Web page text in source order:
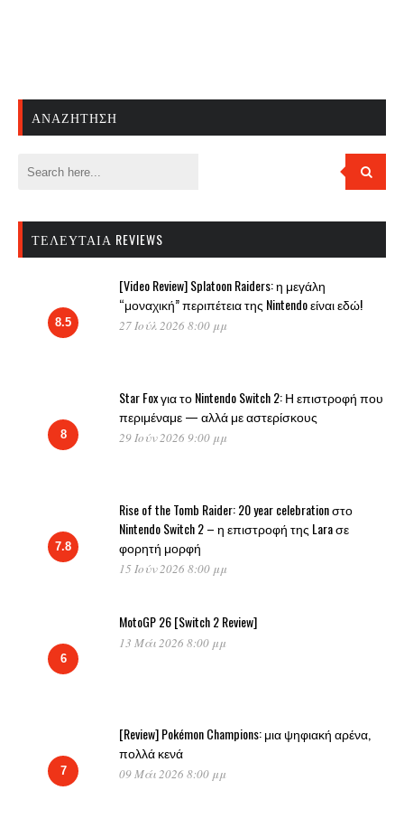
ΑΝΑΖΉΤΗΣΗ
ΤΕΛΕΥΤΑΊΑ REVIEWS
8.5
[Video Review] Splatoon Raiders: η μεγάλη
“μοναχική” περιπέτεια της Nintendo είναι εδώ!
27 Ιούλ 2026 8:00 μμ
8
Star Fox για το Nintendo Switch 2: Η επιστροφή που
περιμέναμε — αλλά με αστερίσκους
29 Ιούν 2026 9:00 μμ
7.8
Rise of the Tomb Raider: 20 year celebration στο
Nintendo Switch 2 – η επιστροφή της Lara σε
φορητή μορφή
15 Ιούν 2026 8:00 μμ
6
MotoGP 26 [Switch 2 Review]
13 Μάι 2026 8:00 μμ
7
[Review] Pokémon Champions: μια ψηφιακή αρένα,
πολλά κενά
09 Μάι 2026 8:00 μμ